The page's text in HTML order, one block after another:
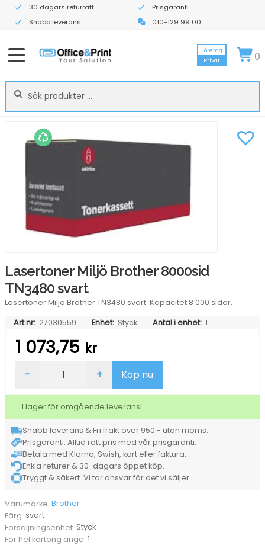
30 dagars returrätt
Prisgaranti
Snabb leverans
010-129 99 00
Sök
efter:
Sök
Företag
Privat
0
Lasertoner Miljö Brother 8000sid
TN3480 svart
Lasertoner Miljö Brother TN3480 svart. Kapacitet 8 000 sidor.
Art.nr: 27030559 Enhet: Styck Antal i enhet: 1
1 073,75 kr
Miljö
8000sid
TN3480
svart
mängd
- + Köp nu
I lager för omgående leverans!
Snabb leverans & Fri frakt över 950:- utan moms.
Prisgaranti. Alltid rätt pris med vår prisgaranti.
Betala med Klarna, Swish, kort eller faktura.
Enkla returer & 30-dagars öppet köp.
Tryggt & säkert. Vi tar ansvar för det vi säljer.
Varumärke Brother
Färg svart
Försäljningsenhet Styck
För hel kartong ange 1